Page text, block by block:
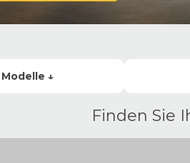
Modelle ↓
Finden Sie